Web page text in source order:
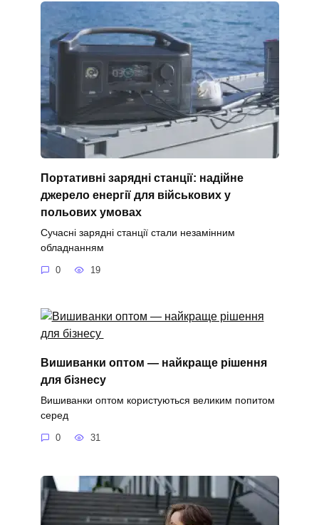
Портативні зарядні станції: надійне
джерело енергії для військових у
польових умовах
Сучасні зарядні станції стали незамінним
обладнанням
0 19
Вишиванки оптом — найкраще рішення
для бізнесу
Вишиванки оптом користуються великим попитом
серед
0 31